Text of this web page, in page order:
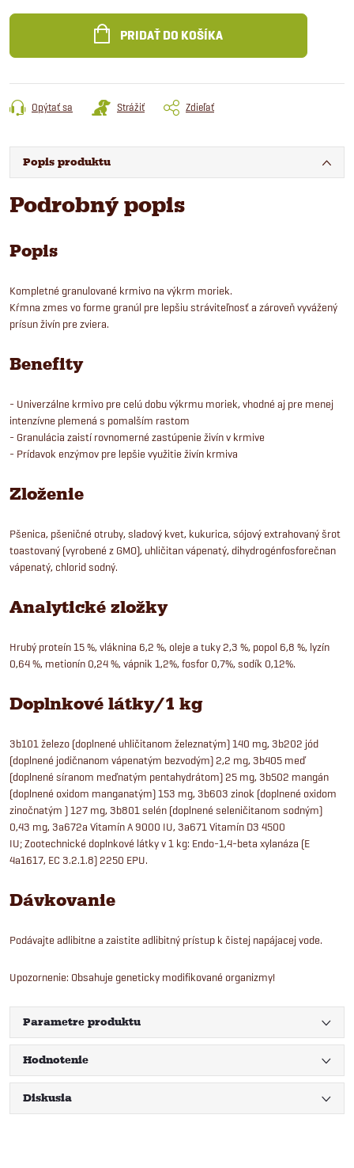
PRIDAŤ DO KOŠÍKA
Opýtať sa Strážiť Zdieľať
Popis produktu
Podrobný popis
Popis
Kompletné granulované krmivo na výkrm moriek.
Kŕmna zmes vo forme granúl pre lepšiu stráviteľnosť a zároveň vyvážený
prísun živín pre zviera.
Benefity
- Univerzálne krmivo pre celú dobu výkrmu moriek, vhodné aj pre menej
intenzívne plemená s pomalším rastom
- Granulácia zaistí rovnomerné zastúpenie živín v krmive
- Prídavok enzýmov pre lepšie využitie živín krmiva
Zloženie
Pšenica, pšeničné otruby, sladový kvet, kukurica, sójový extrahovaný šrot
toastovaný (vyrobené z GMO), uhličitan vápenatý, dihydrogénfosforečnan
vápenatý, chlorid sodný.
Analytické zložky
Hrubý proteín 15 %, vláknina 6,2 %, oleje a tuky 2,3 %, popol 6,8 %, lyzín
0,64 %, metionín 0,24 %, vápnik 1,2%, fosfor 0,7%, sodík 0,12%.
Doplnkové látky/1 kg
3b101 železo (doplnené uhličitanom železnatým) 140 mg, 3b202 jód
(doplnené jodičnanom vápenatým bezvodým) 2,2 mg, 3b405 meď
(doplnené síranom meďnatým pentahydrátom) 25 mg, 3b502 mangán
(doplnené oxidom manganatým) 153 mg, 3b603 zinok (doplnené oxidom
zinočnatým ) 127 mg, 3b801 selén (doplnené seleničitanom sodným)
0,43 mg, 3a672a Vitamín A 9000 IU, 3a671 Vitamín D3 4500
IU; Zootechnické doplnkové látky v 1 kg: Endo-1,4-beta xylanáza (E
4a1617, EC 3.2.1.8) 2250 EPU.
Dávkovanie
Podávajte adlibitne a zaistite adlibitný prístup k čistej napájacej vode.
Upozornenie: Obsahuje geneticky modifikované organizmy!
Parametre produktu
Hodnotenie
Diskusia